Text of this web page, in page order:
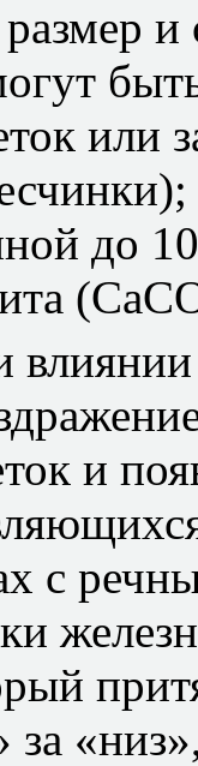
или
до
и
с